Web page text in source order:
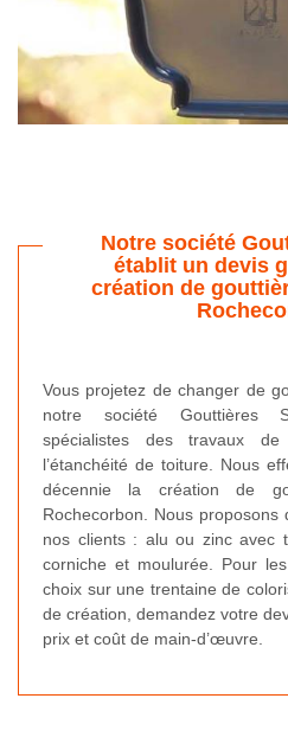
Notre société
établit un devis
création de
Vous projetez de changer de
notre société Gouttières
spécialistes des travaux
l’étanchéité de toiture. Nous
décennie la création de
Rochecorbon. Nous
nos clients : alu ou zinc avec
corniche et moulurée. Pour
choix sur une trentaine de
de création, demandez votre
prix et coût de main-d’œuvre.